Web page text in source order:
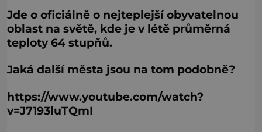
Jde o oficiálně o nejteplejší obyvatelnou
oblast na světě, kde je v létě průměrná
teploty 64 stupňů.
Jaká další města jsou na tom podobně?
https://www.youtube.com/watch?
v=J7193luTQmI